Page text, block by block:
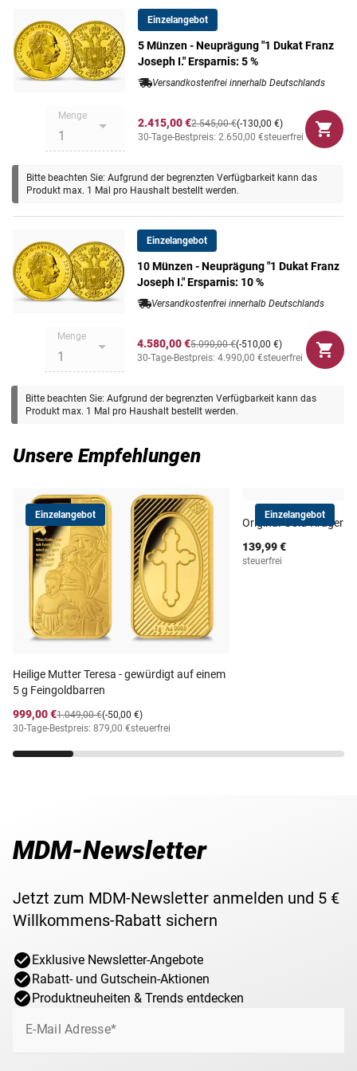
Sammlern und Anlegern sehr begehrte Goldstück am
besten sofortzum sensationellen Sparpreis
Entscheiden Sie sich schnell, solange der Preis noch so
günstig ist!
auch gleich 5 Exemplare mit 5% Rabatt oder 10 Exemplare
mit 10% Rabatt bestellen.
ø 19,75 mm
Gewicht 3,5 g
Einzelangebot
5 Münzen - Neuprägung "1 Dukat Franz
Joseph I." Ersparnis: 5 %
Versandkostenfrei innerhalb Deutschlands
Menge
2.415,00 € (-130,00 €)
2.545,00 €
30-Tage-Bestpreis: 2.650,00 €steuerfrei
Bitte beachten Sie: Aufgrund der begrenzten Verfügbarkeit kann das
Produkt max. 1 Mal pro Haushalt bestellt werden.
Einzelangebot
10 Münzen - Neuprägung "1 Dukat Franz
Joseph I." Ersparnis: 10 %
Versandkostenfrei innerhalb Deutschlands
Menge
4.580,00 € (-510,00 €)
5.090,00 €
30-Tage-Bestpreis: 4.990,00 €steuerfrei
Bitte beachten Sie: Aufgrund der begrenzten Verfügbarkeit kann das
Produkt max. 1 Mal pro Haushalt bestellt werden.
Unsere Empfehlungen
Einzelangebot
Heilige Mutter Teresa - gewürdigt auf einem
5 g Feingoldbarren
999,00 €
(-50,00 €)
1.049,00 €
30-Tage-Bestpreis: 879,00 €steuerfrei
Einzelangebot
Original-Gold-
139,99 €
steuerfrei
MDM-Newsletter
Jetzt zum MDM-Newsletter anmelden und 5 €
Willkommens-Rabatt sichern
Exklusive Newsletter-Angebote
Rabatt- und Gutschein-Aktionen
Produktneuheiten & Trends entdecken
E-Mail Adresse*